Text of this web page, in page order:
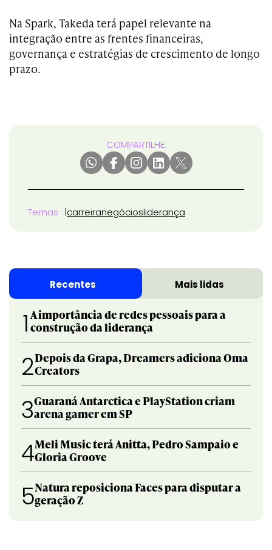
Na Spark, Takeda terá papel relevante na
integração entre as frentes financeiras,
governança e estratégias de crescimento de longo
prazo.
COMPARTILHE:
Temas carreiranegóciosliderança
Recentes Mais lidas
1 A importância de redes pessoais para a
construção da liderança
2Depois da Grapa, Dreamers adiciona Oma
Creators
3Guaraná Antarctica e PlayStation criam
arena gamer em SP
4Meli Music terá Anitta, Pedro Sampaio e
Gloria Groove
5Natura reposiciona Faces para disputar a
geração Z